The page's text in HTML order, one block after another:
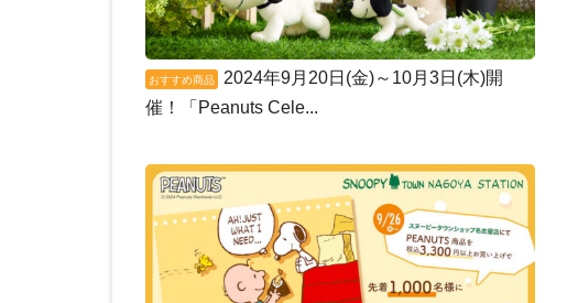
おすすめ商品
2024年9月20日(金)～10月3日(木)開
催！「Peanuts Cele...